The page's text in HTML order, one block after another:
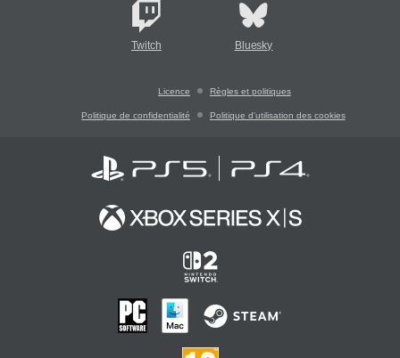
Twitch Bluesky
Licence Règles et politiques
Politique de confidentialité Politique d'utilisation des cookies